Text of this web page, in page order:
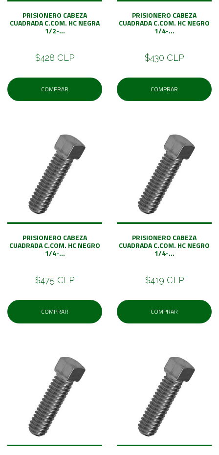
PRISIONERO CABEZA
CUADRADA C.COM. HC NEGRA
1/2-...
$428 CLP
COMPRAR
PRISIONERO CABEZA
CUADRADA C.COM. HC NEGRO
1/4-...
$430 CLP
COMPRAR
PRISIONERO CABEZA
CUADRADA C.COM. HC NEGRO
1/4-...
$475 CLP
COMPRAR
PRISIONERO CABEZA
CUADRADA C.COM. HC NEGRO
1/4-...
$419 CLP
COMPRAR